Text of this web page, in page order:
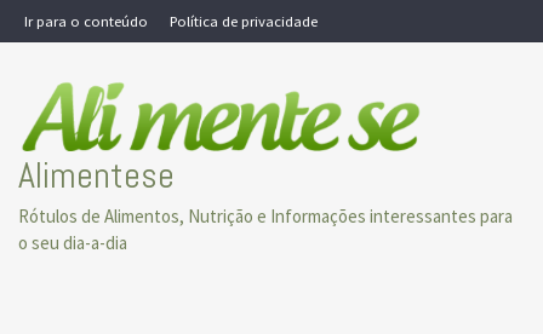
Skip
to
Ir para o conteúdo Política de privacidade
Alimentese
Rótulos de Alimentos, Nutrição e Informações interessantes para
o seu dia-a-dia